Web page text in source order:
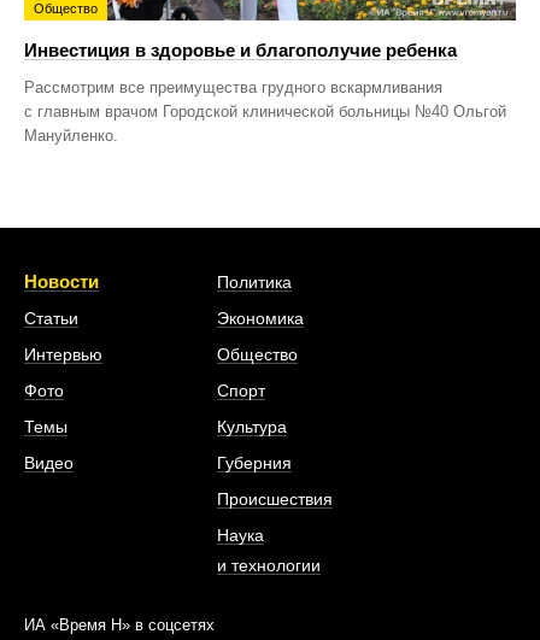
Общество
Инвестиция в здоровье и благополучие ребенка
Рассмотрим все преимущества грудного вскармливания
с главным врачом Городской клинической больницы №40 Ольгой
Мануйленко.
Новости
Статьи
Интервью
Фото
Темы
Видео
Политика
Экономика
Общество
Спорт
Культура
Губерния
Происшествия
Наука
и технологии
ИА «Время Н» в соцсетях